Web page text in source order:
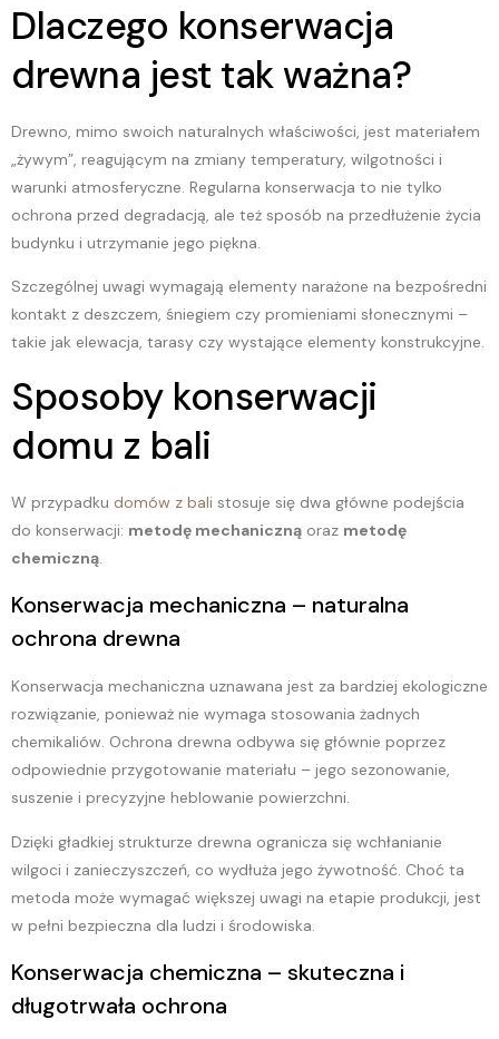
Dlaczego konserwacja
drewna jest tak ważna?
Drewno, mimo swoich naturalnych właściwości, jest materiałem
„żywym”, reagującym na zmiany temperatury, wilgotności i
warunki atmosferyczne. Regularna konserwacja to nie tylko
ochrona przed degradacją, ale też sposób na przedłużenie życia
budynku i utrzymanie jego piękna.
Szczególnej uwagi wymagają elementy narażone na bezpośredni
kontakt z deszczem, śniegiem czy promieniami słonecznymi –
takie jak elewacja, tarasy czy wystające elementy konstrukcyjne.
Sposoby konserwacji
domu z bali
W przypadku domów z bali stosuje się dwa główne podejścia
do konserwacji: metodę mechaniczną oraz metodę
chemiczną.
Konserwacja mechaniczna – naturalna
ochrona drewna
Konserwacja mechaniczna uznawana jest za bardziej ekologiczne
rozwiązanie, ponieważ nie wymaga stosowania żadnych
chemikaliów. Ochrona drewna odbywa się głównie poprzez
odpowiednie przygotowanie materiału – jego sezonowanie,
suszenie i precyzyjne heblowanie powierzchni.
Dzięki gładkiej strukturze drewna ogranicza się wchłanianie
wilgoci i zanieczyszczeń, co wydłuża jego żywotność. Choć ta
metoda może wymagać większej uwagi na etapie produkcji, jest
w pełni bezpieczna dla ludzi i środowiska.
Konserwacja chemiczna – skuteczna i
długotrwała ochrona